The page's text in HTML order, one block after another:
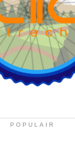
POPULAIR